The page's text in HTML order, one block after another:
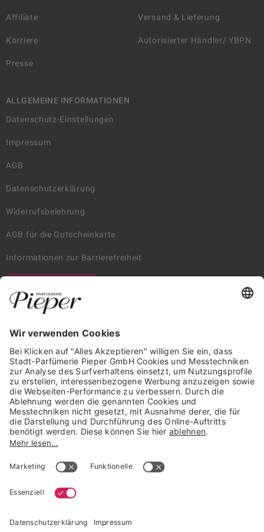
Affiliate
Karriere
Presse
Versand & Lieferung
Autorisierter Händler/ YBPN
ALLGEMEINE INFORMATIONEN
Datenschutz-Einstellungen
Impressum
AGB
Datenschutzerklärung
Widerrufsbelehrung
AGB für die Gutscheinkarte
Informationen zur Barrierefreiheit
Trusted Shops Mitglied seit 2010
* unverbindliche Preisempfehlung der Verbundgruppe beauty alliance